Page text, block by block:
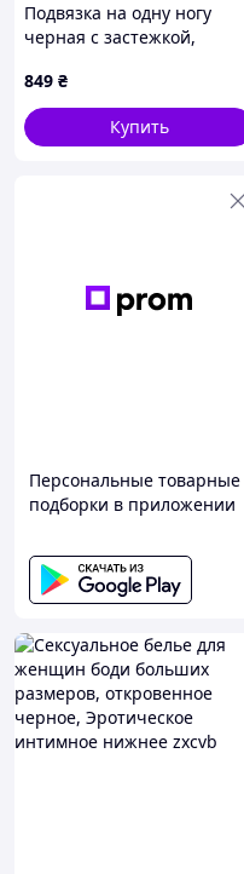
Подвязка на одну ногу
черная с застежкой,
849 ₴
Купить
Персональные товарные
подборки в приложении